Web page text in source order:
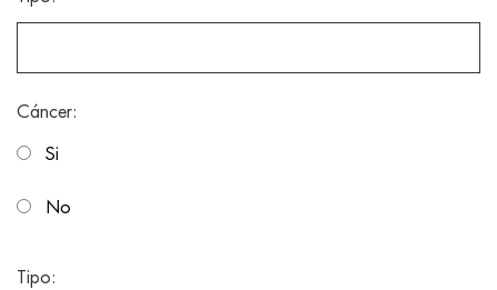
Cáncer:
Si
No
Tipo: